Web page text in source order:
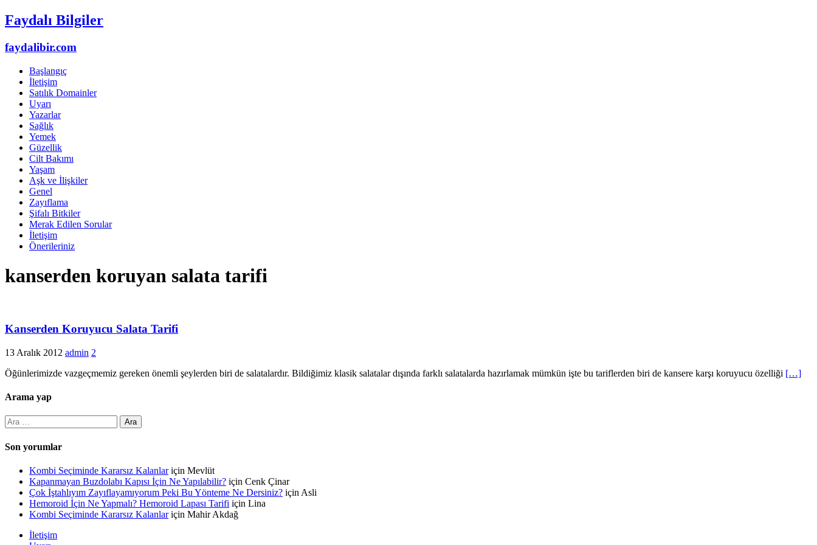
Faydalı Bilgiler
faydalibir.com
Başlangıç
İletişim
Satılık Domainler
Uyarı
Yazarlar
Sağlık
Yemek
Güzellik
Cilt Bakımı
Yaşam
Aşk ve İlişkiler
Genel
Zayıflama
Şifalı Bitkiler
Merak Edilen Sorular
İletişim
Önerileriniz
kanserden koruyan salata tarifi
Kanserden Koruyucu Salata Tarifi
13 Aralık 2012 admin 2
Öğünlerimizde vazgeçmemiz gereken önemli şeylerden biri de salatalardır. Bildiğimiz klasik salatalar dışında farklı salatalarda hazırlamak mümkün işte bu tariflerden biri de kansere karşı koruyucu özelliği […]
Arama yap
Arama:
Son yorumlar
Kombi Seçiminde Kararsız Kalanlariçin Mevlüt
Kapanmayan Buzdolabı Kapısı İçin Ne Yapılabilir? için Cenk Çinar
Çok İştahlıyım Zayıflayamıyorum Peki Bu Yönteme Ne Dersiniz? için Asli
Hemoroid İçin Ne Yapmalı? Hemoroid Lapası Tarifi için Lina
Kombi Seçiminde Kararsız Kalanlariçin Mahir Akdağ
İletişim